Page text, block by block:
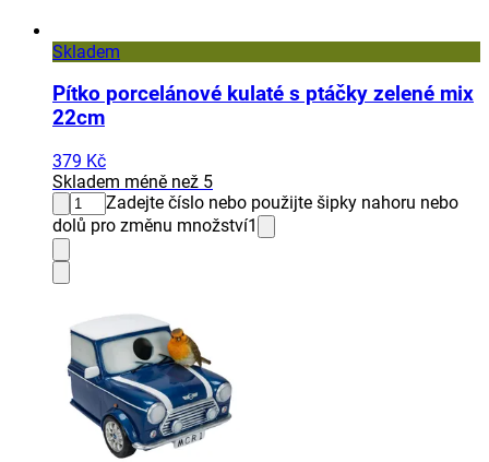
Skladem
Pítko porcelánové kulaté s ptáčky zelené mix
22cm
379 Kč
Skladem méně než 5
Zadejte číslo nebo použijte šipky nahoru nebo
dolů pro změnu množství1